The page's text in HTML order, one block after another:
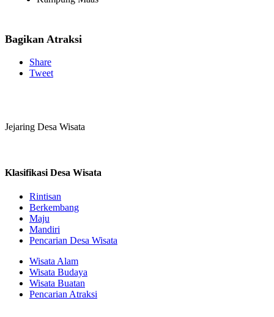
Bagikan Atraksi
Share
Tweet
Jejaring Desa Wisata
Klasifikasi Desa Wisata
Rintisan
Berkembang
Maju
Mandiri
Pencarian Desa Wisata
Wisata Alam
Wisata Budaya
Wisata Buatan
Pencarian Atraksi